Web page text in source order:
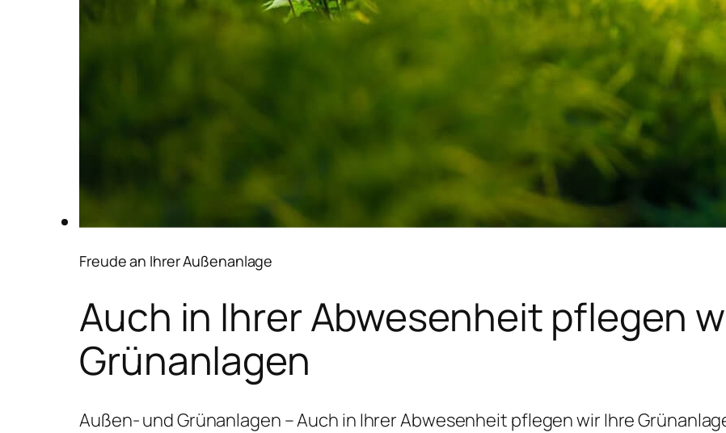
Freude an Ihrer Außenanlage
Auch in Ihrer Abwesenheit pflegen
Grünanlagen
Außen- und Grünanlagen – Auch in Ihrer Abwesenheit pflegen wir Ihre